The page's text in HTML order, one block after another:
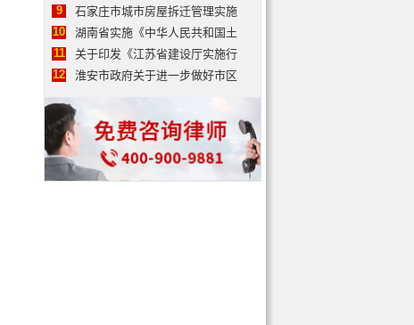
9
石家庄市城市房屋拆迁管理实施
10
湖南省实施《中华人民共和国土
11
关于印发《江苏省建设厅实施行
12
淮安市政府关于进一步做好市区